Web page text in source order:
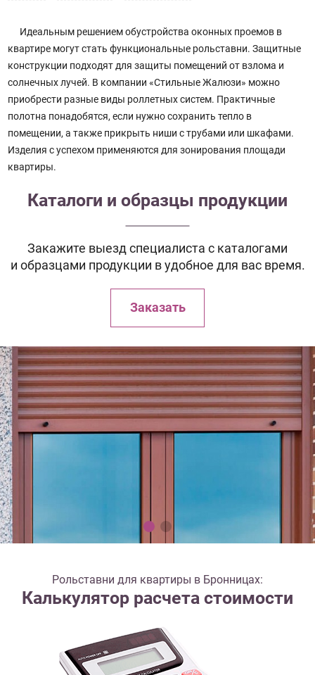
Идеальным решением обустройства оконных проемов в
квартире могут стать функциональные рольставни. Защитные
конструкции подходят для защиты помещений от взлома и
солнечных лучей. В компании «Стильные Жалюзи» можно
приобрести разные виды роллетных систем. Практичные
полотна понадобятся, если нужно сохранить тепло в
помещении, а также прикрыть ниши с трубами или шкафами.
Изделия с успехом применяются для зонирования площади
квартиры.
Каталоги и образцы продукции
Закажите выезд специалиста с каталогами
и образцами продукции в удобное для вас время.
Заказать
Рольставни для квартиры в Бронницах:
Калькулятор расчета стоимости